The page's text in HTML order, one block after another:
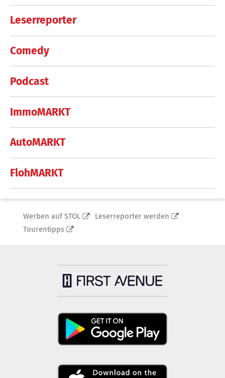
Leserreporter
Comedy
Podcast
ImmoMARKT
AutoMARKT
FlohMARKT
Werben auf STOL
Leserreporter werden
Tourentipps